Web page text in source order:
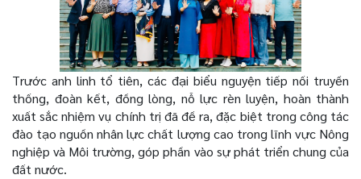
Trước anh linh tổ tiên, các đại biểu nguyện tiếp nối truyền
thống, đoàn kết, đồng lòng, nỗ lực rèn luyện, hoàn thành
xuất sắc nhiệm vụ chính trị đã đề ra, đặc biệt trong công tác
đào tạo nguồn nhân lực chất lượng cao trong lĩnh vực Nông
nghiệp và Môi trường, góp phần vào sự phát triển chung của
đất nước.